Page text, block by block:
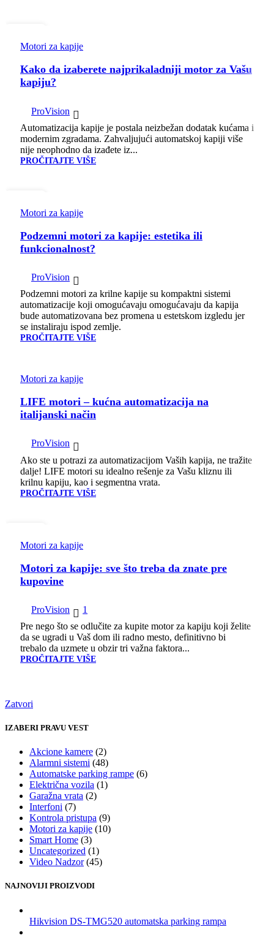
МАЈ
Motori za kapije
Kako da izaberete najprikaladniji motor za Vašu
kapiju?
ProVision
Automatizacija kapije je postala neizbežan dodatak kućama i
modernim zgradama. Zahvaljujući automatskoj kapiji više
nije neophodno da izađete iz...
PROČITAJTE VIŠE
ДЕЦ
Motori za kapije
Podzemni motori za kapije: estetika ili
funkcionalnost?
ProVision
Podzemni motori za krilne kapije su kompaktni sistemi
automatizacije koji omogućavaju omogućavaju da kapija
bude automatizovana bez promena u estetskom izgledu jer
se instaliraju ispod zemlje.
PROČITAJTE VIŠE
Motori za kapije
LIFE motori – kućna automatizacija na
italijanski način
ProVision
Ako ste u potrazi za automatizacijom Vaših kapija, ne tražite
dalje! LIFE motori su idealno rešenje za Vašu kliznu ili
krilnu kapiju, kao i segmentna vrata.
PROČITAJTE VIŠE
ОКТ
Motori za kapije
Motori za kapije: sve što treba da znate pre
kupovine
ProVision
1
Pre nego što se odlučite za kupite motor za kapiju koji želite
da se ugradi u Vaš dom ili radno mesto, definitivno bi
trebalo da uzmete u obzir tri važna faktora...
PROČITAJTE VIŠE
Zatvori
IZABERI PRAVU VEST
Akcione kamere (2)
Alarmni sistemi (48)
Automatske parking rampe (6)
Električna vozila (1)
Garažna vrata (2)
Interfoni (7)
Kontrola pristupa (9)
Motori za kapije (10)
Smart Home (3)
Uncategorized (1)
Video Nadzor(45)
NAJNOVIJI PROIZVODI
Hikvision DS-TMG520 automatska parking rampa